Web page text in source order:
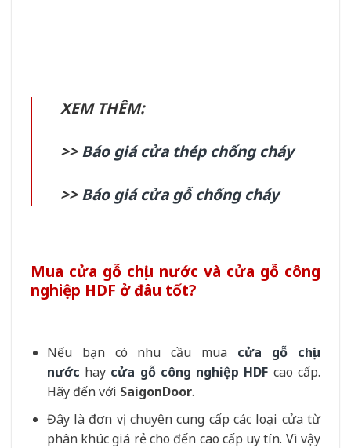
XEM THÊM:
>>Báo giá cửa thép chống cháy
>>Báo giá cửa gỗ chống cháy
Mua cửa gỗ chịu nước và cửa gỗ công
nghiệp HDF ở đâu tốt?
Nếu bạn có nhu cầu mua cửa gỗ chịu
nước hay cửa gỗ công nghiệp HDF cao cấp.
Hãy đến với SaigonDoor.
Đây là đơn vị chuyên cung cấp các loại cửa từ
phân khúc giá rẻ cho đến cao cấp uy tín. Vì vậy